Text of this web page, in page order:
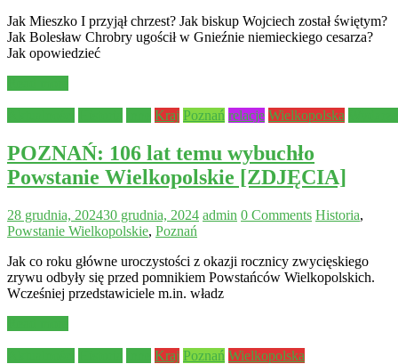
Jak Mieszko I przyjął chrzest? Jak biskup Wojciech został świętym?
Jak Bolesław Chrobry ugościł w Gnieźnie niemieckiego cesarza?
Jak opowiedzieć
Kraj Poznań relacje Wielkopolska
POZNAŃ: 106 lat temu wybuchło
Powstanie Wielkopolskie [ZDJĘCIA]
28 grudnia, 202430 grudnia, 2024 admin 0 Comments Historia,
Powstanie Wielkopolskie, Poznań
Jak co roku główne uroczystości z okazji rocznicy zwycięskiego
zrywu odbyły się przed pomnikiem Powstańców Wielkopolskich.
Wcześniej przedstawiciele m.in. władz
Kraj Poznań Wielkopolska